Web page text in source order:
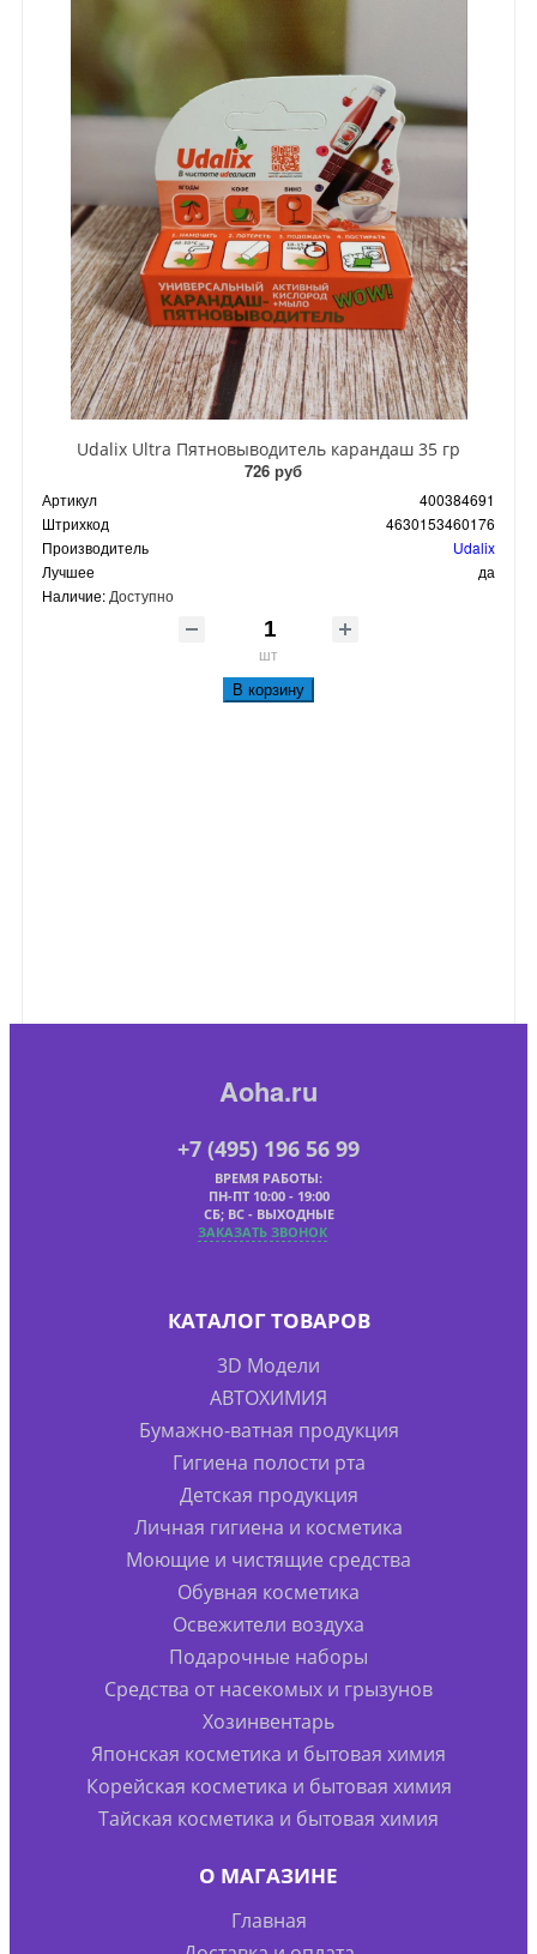
Udalix Ultra Пятновыводитель карандаш 35 гр
726 руб
Артикул
400384691
Штрихкод
4630153460176
Производитель
Udalix
Лучшее
да
Наличие: Доступно
шт
В корзину
Aoha.ru
+7 (495) 196 56 99
ВРЕМЯ РАБОТЫ:
ПН-ПТ 10:00 - 19:00
СБ; ВС - ВЫХОДНЫЕ
ЗАКАЗАТЬ ЗВОНОК
КАТАЛОГ ТОВАРОВ
3D Модели
АВТОХИМИЯ
Бумажно-ватная продукция
Гигиена полости рта
Детская продукция
Личная гигиена и косметика
Моющие и чистящие средства
Обувная косметика
Освежители воздуха
Подарочные наборы
Средства от насекомых и грызунов
Хозинвентарь
Японская косметика и бытовая химия
Корейская косметика и бытовая химия
Тайская косметика и бытовая химия
О МАГАЗИНЕ
Главная